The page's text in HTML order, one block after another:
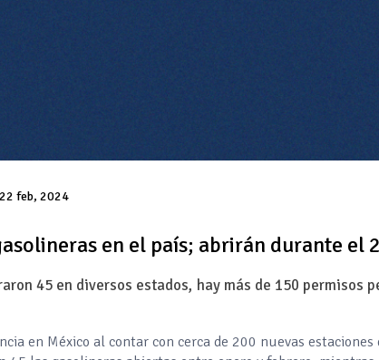
22 feb, 2024
en el país; abrirán durante el
45 en diversos estados, hay más de 150 permisos
en México al contar con cerca de 200 nuevas estaciones